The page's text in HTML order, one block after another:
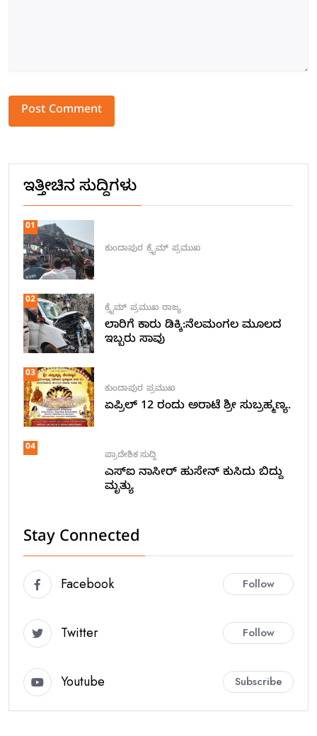
ಇತ್ತೀಚಿನ ಸುದ್ದಿಗಳು
01
ಕುಂದಾಪುರ ಕ್ರೈಮ್ ಪ್ರಮುಖ
02
ಕ್ರೈಮ್ ಪ್ರಮುಖ ರಾಜ್ಯ
ಲಾರಿಗೆ ಕಾರು ಡಿಕ್ಕಿ:ನೆಲಮಂಗಲ ಮೂಲದ
ಇಬ್ಬರು ಸಾವು
03
ಕುಂದಾಪುರ ಪ್ರಮುಖ
ಏಪ್ರಿಲ್ 12 ರಂದು ಅರಾಟೆ ಶ್ರೀ ಸುಬ್ರಹ್ಮಣ್ಯ.
04
ಪ್ರಾದೇಶಿಕ ಸುದ್ದಿ
ಎಸ್ಐ ನಾಸೀರ್ ಹುಸೇನ್ ಕುಸಿದು ಬಿದ್ದು
ಮೃತ್ಯು
Stay Connected
Facebook Follow
Twitter Follow
Youtube Subscribe